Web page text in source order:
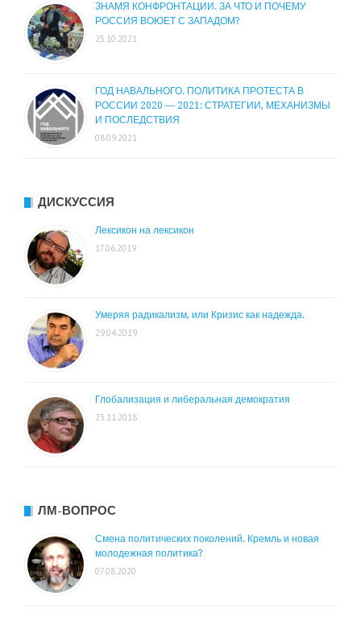
ЗНАМЯ КОНФРОНТАЦИИ. ЗА ЧТО И ПОЧЕМУ
РОССИЯ ВОЮЕТ С ЗАПАДОМ?
25.10.2021
ГОД НАВАЛЬНОГО. ПОЛИТИКА ПРОТЕСТА В
РОССИИ 2020 — 2021: СТРАТЕГИИ, МЕХАНИЗМЫ
И ПОСЛЕДСТВИЯ
08.09.2021
ДИСКУССИЯ
Лексикон на лексикон
17.06.2019
Умеряя радикализм, или Кризис как надежда.
29.04.2019
Глобализация и либеральная демократия
23.11.2018
ЛМ-ВОПРОС
Смена политических поколений. Кремль и новая
молодежная политика?
07.08.2020